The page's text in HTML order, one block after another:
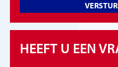
HEEFT U EEN